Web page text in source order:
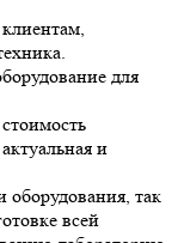
для
и
так
всей